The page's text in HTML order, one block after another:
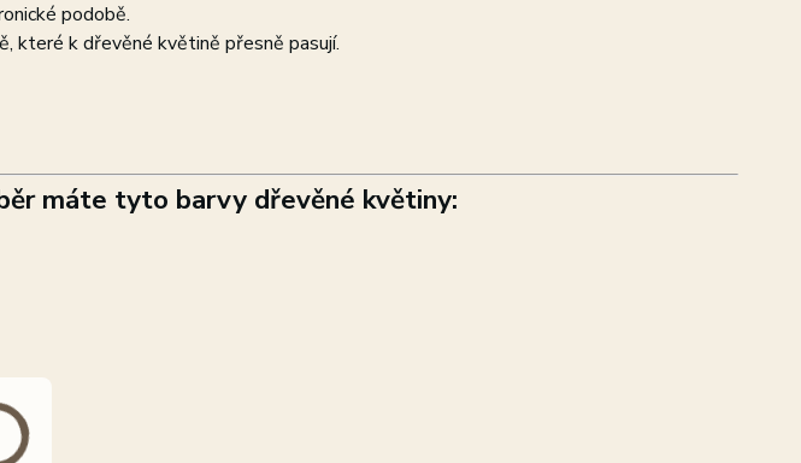
podobě.
které k dřevěné květině přesně pasují.
máte tyto barvy dřevěné květiny: